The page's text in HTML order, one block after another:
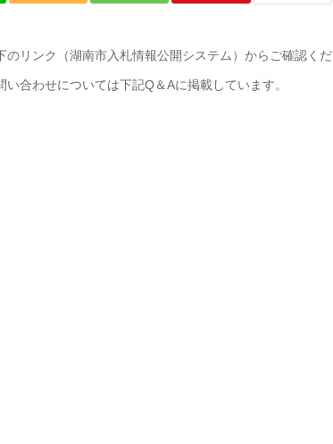
リンク（湖南市入札情報公開システム）からご確認くだ
合わせについては下記Q＆Aに掲載しています。